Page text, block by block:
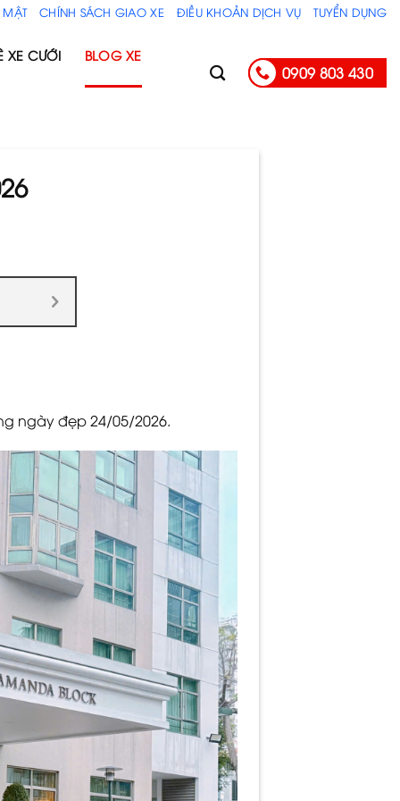
CHÍNH SÁCH GIAO XE ĐIỀU KHOẢN DỊCH VỤ TUYỂN DỤNG
XE CƯỚI BLOG XE
0909 803 430
ngày đẹp 24/05/2026.